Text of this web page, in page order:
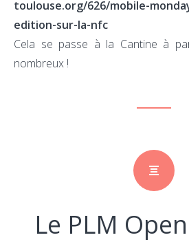
toulouse.org/626/mobile-
edition-sur-la-nfc
Cela se passe à la Cantine à
nombreux !
Le PLM